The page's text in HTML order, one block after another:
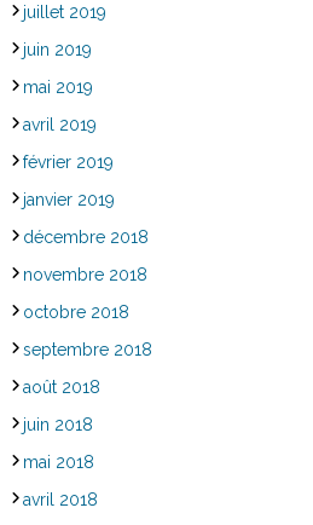
juillet 2019
juin 2019
mai 2019
avril 2019
février 2019
janvier 2019
décembre 2018
novembre 2018
octobre 2018
septembre 2018
août 2018
juin 2018
mai 2018
avril 2018